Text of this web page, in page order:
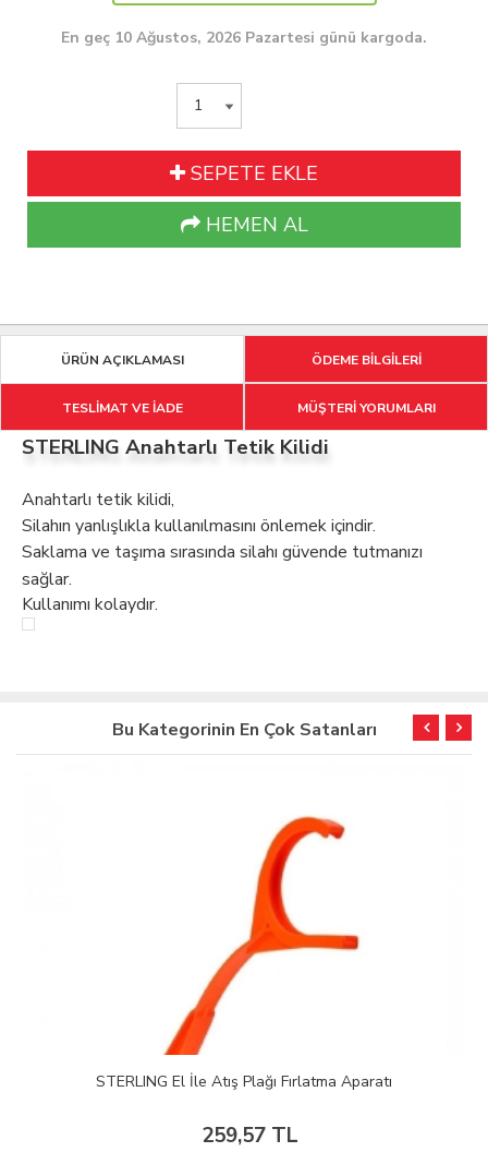
En geç 10 Ağustos, 2026 Pazartesi günü kargoda.
SEPETE EKLE
HEMEN AL
ÜRÜN AÇIKLAMASI ÖDEME BİLGİLERİ
TESLİMAT VE İADE MÜŞTERİ YORUMLARI
STERLING Anahtarlı Tetik Kilidi
Anahtarlı tetik kilidi,
Silahın yanlışlıkla kullanılmasını önlemek içindir.
Saklama ve taşıma sırasında silahı güvende tutmanızı
sağlar.
Kullanımı kolaydır.
Bu Kategorinin En Çok Satanları
STERLING El İle Atış Plağı Fırlatma Aparatı
259,57 TL